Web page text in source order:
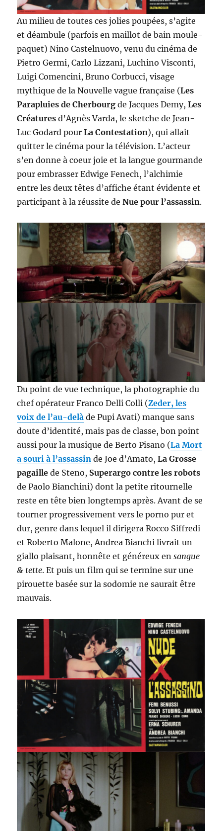
Au milieu de toutes ces jolies poupées, s’agite
et déambule (parfois en maillot de bain moule-
paquet) Nino Castelnuovo, venu du cinéma de
Pietro Germi, Carlo Lizzani, Luchino Visconti,
Luigi Comencini, Bruno Corbucci, visage
mythique de la Nouvelle vague française (Les
Parapluies de Cherbourgde Jacques Demy,Les
Créatures d’Agnès Varda, le sketche de Jean-
Luc Godard pourLa Contestation), qui allait
quitter le cinéma pour la télévision. L’acteur
s’en donne à coeur joie et la langue gourmande
pour embrasser Edwige Fenech, l’alchimie
entre les deux têtes d’affiche étant évidente et
participant à la réussite deNue pour l’assassin.
Du point de vue technique, la photographie du
chef opérateur Franco Delli Colli (Zeder, les
voix de l’au-delà de Pupi Avati) manque sans
doute d’identité, mais pas de classe, bon point
aussi pour la musique de Berto Pisano (La Mort
a souri à l’assassin de Joe d’Amato,La Grosse
pagaille de Steno, Superargo contre les robots
de Paolo Bianchini) dont la petite ritournelle
reste en tête bien longtemps après. Avant de se
tourner progressivement vers le porno pur et
dur, genre dans lequel il dirigera Rocco Siffredi
et Roberto Malone, Andrea Bianchi livrait un
giallo plaisant, honnête et généreux ensangue
& tette. Et puis un film qui se termine sur une
pirouette basée sur la sodomie ne saurait être
mauvais.